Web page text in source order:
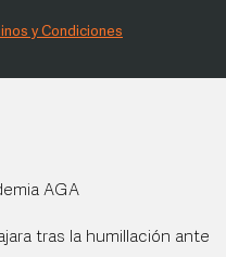
y Condiciones
AGA
tras la humillación ante